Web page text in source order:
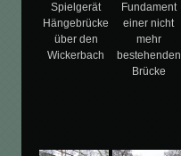
Spielgerät
Hängebrücke
über den
Wickerbach
Fundament
einer nicht
mehr
bestehenden
Brücke